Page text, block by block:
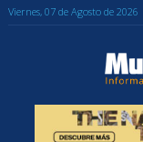
Viernes, 07 de Agosto de 2026